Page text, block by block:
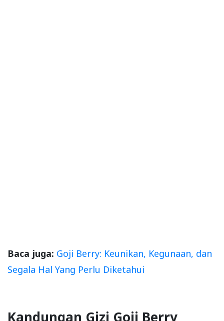
Baca juga: Goji Berry: Keunikan, Kegunaan, dan
Segala Hal Yang Perlu Diketahui
Kandungan Gizi Goji Berry